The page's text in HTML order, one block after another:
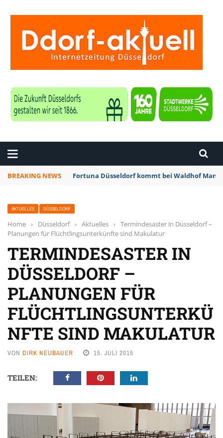
BREAKING NEWS Fortuna Düsseldorf kommt bei Waldhof
AKTUELLES DÜSSELDORF
Home › Düsseldorf › Aktuelles › Termindesaster in Düsseldorf –
Planungen für Flüchtlingsunterkünfte sind Makulatur
TERMINDESASTER IN
DÜSSELDORF –
PLANUNGEN FÜR
FLÜCHTLINGSUNTERKÜ
NFTE SIND MAKULATUR
VON DIRK NEUBAUER 15. JULI 2015
TEILEN: